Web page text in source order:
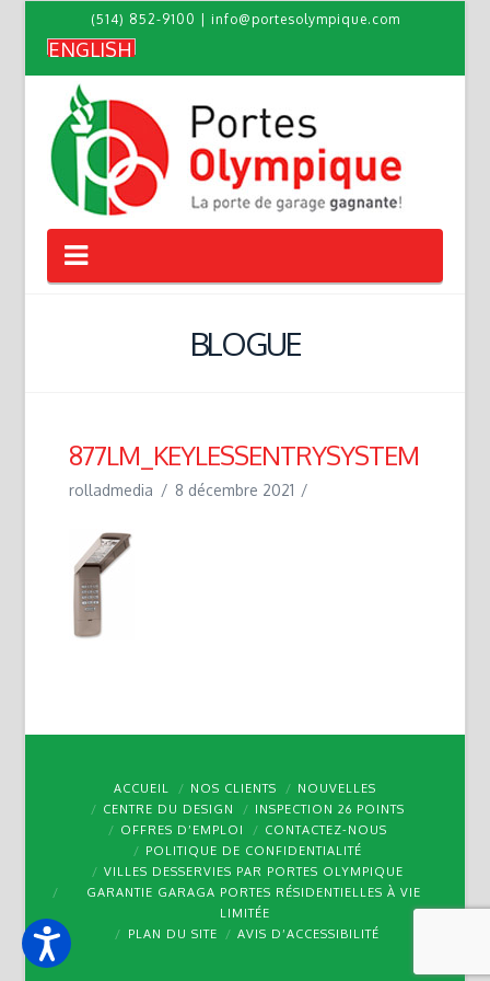
(514) 852-9100 info@portesolympique.com
ENGLISH
Navigation
BLOGUE
877LM_KEYLESSENTRYSYSTEM
rolladmedia 8 décembre 2021
ACCUEIL NOS CLIENTS
NOUVELLES
CENTRE DU DESIGN
INSPECTION 26 POINTS
OFFRES D’EMPLOI
CONTACTEZ-NOUS
POLITIQUE DE CONFIDENTIALITÉ
VILLES DESSERVIES PAR PORTES OLYMPIQUE
GARANTIE GARAGA PORTES RÉSIDENTIELLES À VIE
LIMITÉE
PLAN DU SITE
AVIS D’ACCESSIBILITÉ